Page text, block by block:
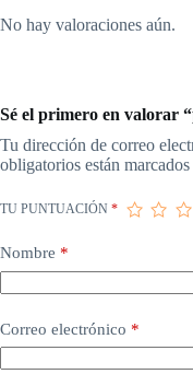
No hay valoraciones aún.
Sé el primero en valorar
Tu dirección de correo
obligatorios están marcados
TU PUNTUACIÓN *
Nombre *
Correo electrónico *